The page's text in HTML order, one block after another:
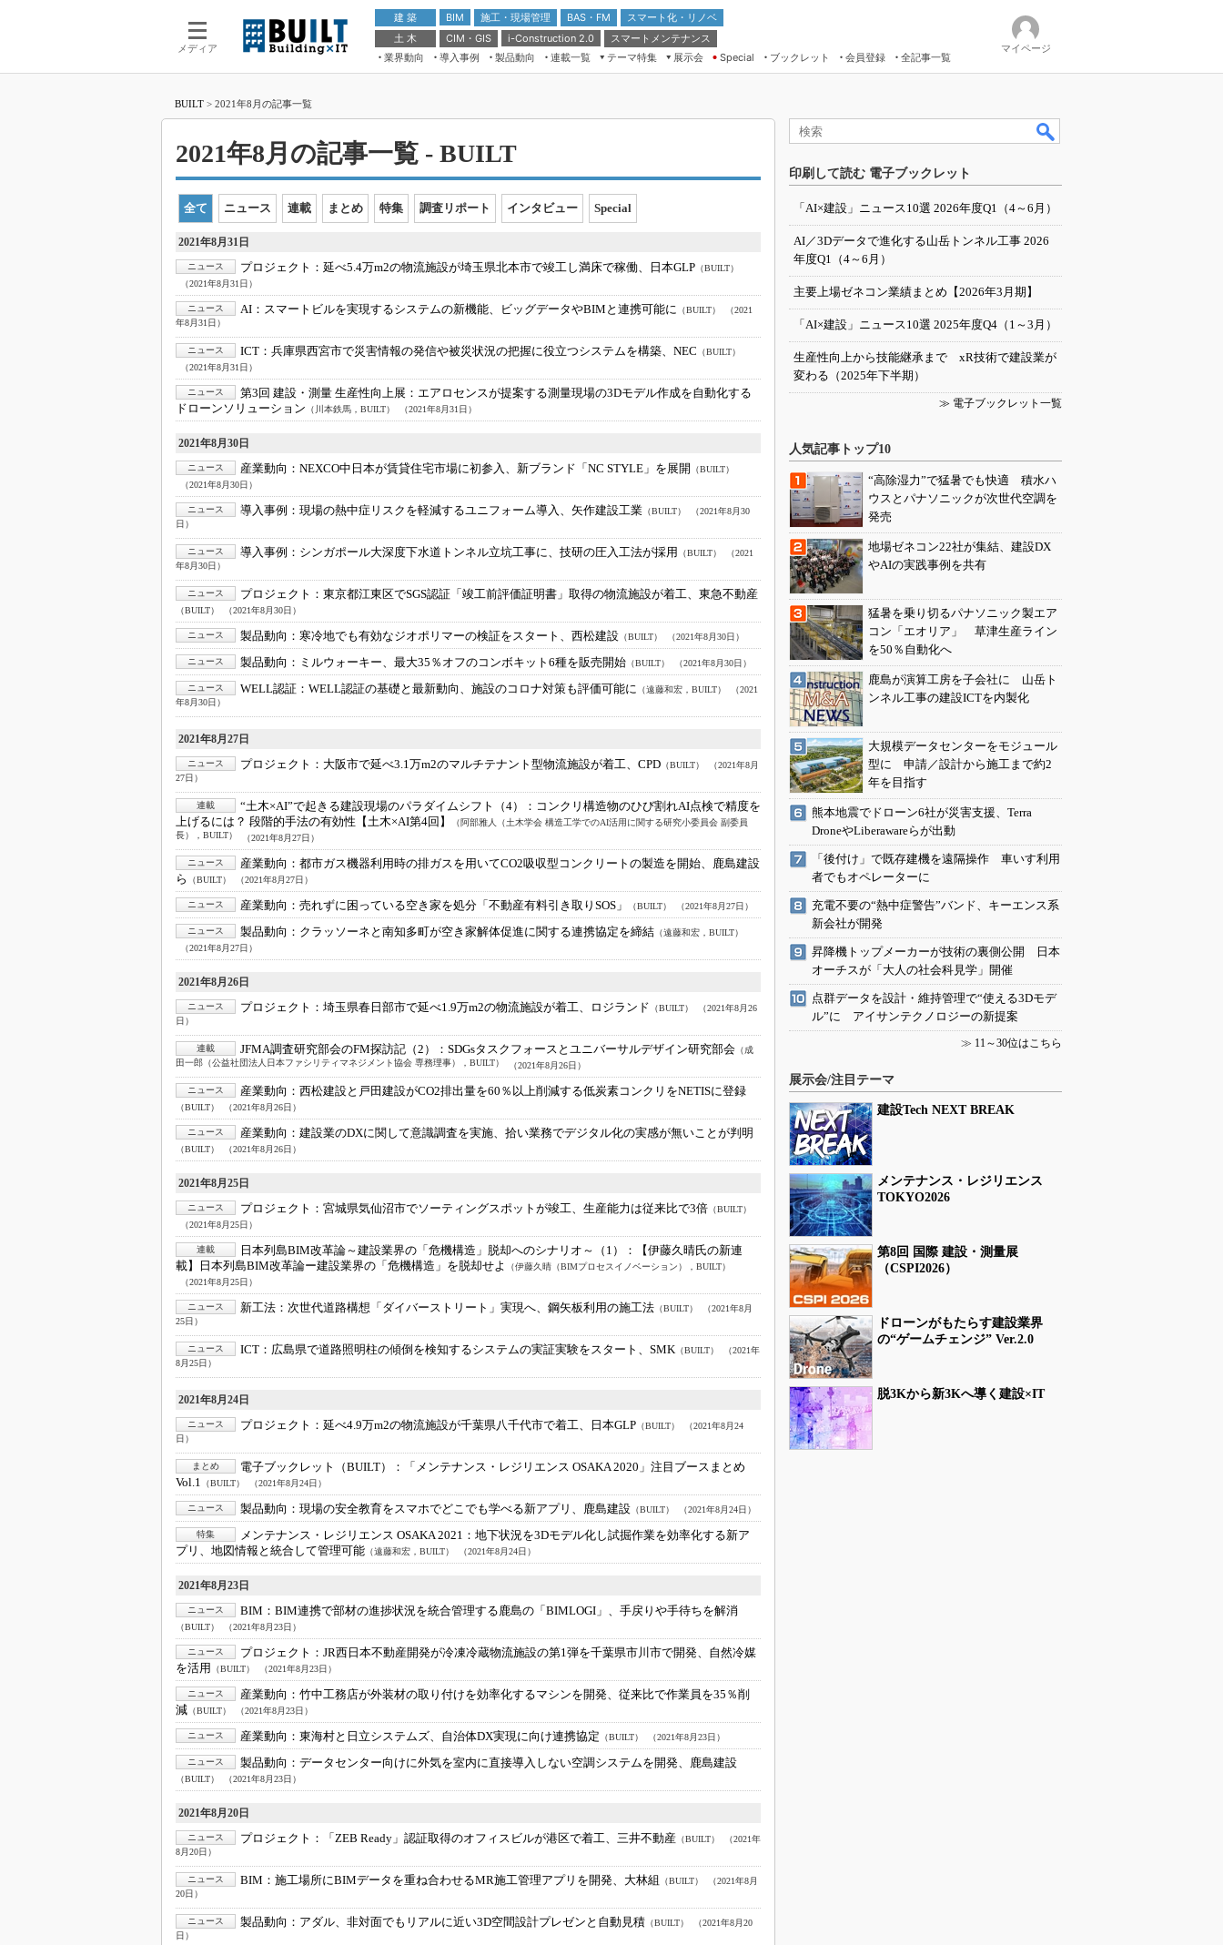
メディア
建 築 BIM 施工・現場管理 BAS・FM
スマート化・リノベ
土 木
CIM・GIS i-Construction 2.0
スマートメンテナンス
業界動向
導入事例 製品動向 連載一覧
テーマ特集
ムチェンジ” Ver.2.0
脱3Kから新3Kへ導く建設×IT
“Society5.0”時代のスマートビル
VR／ARが描くモノづくりのミライ
展示会
第8回 国際 建設・測量展
第10回 JAPAN BUILD TOKYO－建
築・土木・不動産の先端技術展－
Japan Drone 2023
日本 ものづくりワールド 2020
メンテナンス・レジリエンスTOKYO
2019
IGAS2018
Special ブックレット 会員登録 全記事一覧
マイページ
BUILT > 2021年8月の記事一覧
2021年8月の記事一覧 - BUILT
全て ニュース 連載 まとめ 特集 調査リポート インタビュー Special
2021年8月31日
ニュース プロジェクト： 延べ5.4万m2の物流施設が埼玉県北本市で竣工し満床で稼働、日本GLP （BUILT）
（2021年8月31日）
ニュース AI： スマートビルを実現するシステムの新機能、ビッグデータやBIMと連携可能に （BUILT） （2021
年8月31日）
ニュース ICT： 兵庫県西宮市で災害情報の発信や被災状況の把握に役立つシステムを構築、NEC （BUILT）
（2021年8月31日）
ニュース 第3回 建設・測量 生産性向上展： エアロセンスが提案する測量現場の3Dモデル作成を自動化する
ドローンソリューション （川本鉄馬，BUILT） （2021年8月31日）
2021年8月30日
ニュース 産業動向： NEXCO中日本が賃貸住宅市場に初参入、新ブランド「NC STYLE」を展開
（BUILT）
（2021年8月30日）
ニュース 導入事例： 現場の熱中症リスクを軽減するユニフォーム導入、矢作建設工業 （BUILT） （2021年8月30
日）
ニュース 導入事例： シンガポール大深度下水道トンネル立坑工事に、技研の圧入工法が採用 （BUILT） （2021
年8月30日）
ニュース プロジェクト： 東京都江東区でSGS認証「竣工前評価証明書」取得の物流施設が着工、東急不動産
（BUILT） （2021年8月30日）
ニュース 製品動向： 寒冷地でも有効なジオポリマーの検証をスタート、西松建設 （BUILT） （2021年8月30日）
ニュース 製品動向： ミルウォーキー、最大35％オフのコンボキット6種を販売開始 （BUILT） （2021年8月30日）
ニュース WELL認証： WELL認証の基礎と最新動向、施設のコロナ対策も評価可能に （遠藤和宏，BUILT） （2021
年8月30日）
2021年8月27日
ニュース プロジェクト： 大阪市で延べ3.1万m2のマルチテナント型物流施設が着工、CPD （BUILT） （2021年8月
27日）
連載 “土木×AI”で起きる建設現場のパラダイムシフト（4）： コンクリ構造物のひび割れAI点検で精度を
上げるには？ 段階的手法の有効性【土木×AI第4回】
（阿部雅人（土木学会 構造工学でのAI活用に関する研究小委員会 副委員
長），BUILT） （2021年8月27日）
ニュース 産業動向： 都市ガス機器利用時の排ガスを用いてCO2吸収型コンクリートの製造を開始、鹿島建設
ら
（BUILT） （2021年8月27日）
ニュース 産業動向： 売れずに困っている空き家を処分「不動産有料引き取りSOS」 （BUILT） （2021年8月27日）
ニュース 製品動向： クラッソーネと南知多町が空き家解体促進に関する連携協定を締結 （遠藤和宏，BUILT）
（2021年8月27日）
2021年8月26日
ニュース プロジェクト： 埼玉県春日部市で延べ1.9万m2の物流施設が着工、ロジランド （BUILT） （2021年8月26
日）
連載 JFMA調査研究部会のFM探訪記（2）： SDGsタスクフォースとユニバーサルデザイン研究部会 （成
田一郎（公益社団法人日本ファシリティマネジメント協会 専務理事），BUILT） （2021年8月26日）
ニュース 産業動向： 西松建設と戸田建設がCO2排出量を60％以上削減する低炭素コンクリをNETISに登録
（BUILT） （2021年8月26日）
ニュース 産業動向： 建設業のDXに関して意識調査を実施、拾い業務でデジタル化の実感が無いことが判明
（BUILT） （2021年8月26日）
2021年8月25日
ニュース プロジェクト： 宮城県気仙沼市でソーティングスポットが竣工、生産能力は従来比で3倍 （BUILT）
（2021年8月25日）
連載 日本列島BIM改革論～建設業界の「危機構造」脱却へのシナリオ～（1）：
【伊藤久晴氏の新連
載】日本列島BIM改革論ー建設業界の「危機構造」を脱却せよ
（伊藤久晴（BIMプロセスイノベーション），BUILT）
（2021年8月25日）
ニュース 新工法： 次世代道路構想「ダイバーストリート」実現へ、鋼矢板利用の施工法 （BUILT） （2021年8月
25日）
ニュース ICT： 広島県で道路照明柱の傾倒を検知するシステムの実証実験をスタート、SMK （BUILT） （2021年
8月25日）
2021年8月24日
ニュース プロジェクト： 延べ4.9万m2の物流施設が千葉県八千代市で着工、日本GLP （BUILT） （2021年8月24
日）
まとめ 電子ブックレット（BUILT）：
「メンテナンス・レジリエンス OSAKA 2020」注目ブースまとめ
Vol.1 （BUILT） （2021年8月24日）
ニュース 製品動向： 現場の安全教育をスマホでどこでも学べる新アプリ、鹿島建設 （BUILT） （2021年8月24日）
特集 メンテナンス・レジリエンス OSAKA 2021： 地下状況を3Dモデル化し試掘作業を効率化する新ア
プリ、地図情報と統合して管理可能 （遠藤和宏，BUILT） （2021年8月24日）
2021年8月23日
ニュース BIM： BIM連携で部材の進捗状況を統合管理する鹿島の「BIMLOGI」、手戻りや手待ちを解消
（BUILT） （2021年8月23日）
ニュース プロジェクト： JR西日本不動産開発が冷凍冷蔵物流施設の第1弾を千葉県市川市で開発、自然冷媒
を活用
（BUILT） （2021年8月23日）
ニュース 産業動向： 竹中工務店が外装材の取り付けを効率化するマシンを開発、従来比で作業員を35％削
減 （BUILT） （2021年8月23日）
ニュース 産業動向： 東海村と日立システムズ、自治体DX実現に向け連携協定 （BUILT） （2021年8月23日）
ニュース 製品動向： データセンター向けに外気を室内に直接導入しない空調システムを開発、鹿島建設
（BUILT） （2021年8月23日）
2021年8月20日
ニュース プロジェクト： 「ZEB Ready」認証取得のオフィスビルが港区で着工、三井不動産 （BUILT） （2021年
8月20日）
ニュース BIM： 施工場所にBIMデータを重ね合わせるMR施工管理アプリを開発、大林組 （BUILT） （2021年8月
20日）
ニュース 製品動向： アダル、非対面でもリアルに近い3D空間設計プレゼンと自動見積 （BUILT） （2021年8月20
日）
印刷して読む 電子ブックレット
「AI×建設」ニュース10選 2026年度Q1（4～6月）
AI／3Dデータで進化する山岳トンネル工事 2026
年度Q1（4～6月）
主要上場ゼネコン業績まとめ【2026年3月期】
「AI×建設」ニュース10選 2025年度Q4（1～3月）
生産性向上から技能継承まで xR技術で建設業が
変わる（2025年下半期）
≫ 電子ブックレット一覧
人気記事トップ10
“高除湿力”で猛暑でも快適 積水ハ
ウスとパナソニックが次世代空調を
発売
地場ゼネコン22社が集結、建設DX
やAIの実践事例を共有
猛暑を乗り切るパナソニック製エア
コン「エオリア」 草津生産ライン
を50％自動化へ
鹿島が演算工房を子会社に 山岳ト
ンネル工事の建設ICTを内製化
大規模データセンターをモジュール
型に 申請／設計から施工まで約2
年を目指す
熊本地震でドローン6社が災害支援、Terra
DroneやLiberawareらが出動
「後付け」で既存建機を遠隔操作 車いす利用
者でもオペレーターに
充電不要の“熱中症警告”バンド、キーエンス系
新会社が開発
昇降機トップメーカーが技術の裏側公開 日本
オーチスが「大人の社会科見学」開催
点群データを設計・維持管理で“使える3Dモデ
ル”に アイサンテクノロジーの新提案
≫ 11～30位はこちら
展示会/注目テーマ
建設Tech NEXT BREAK
メンテナンス・レジリエンス
TOKYO2026
第8回 国際 建設・測量展
（CSPI2026）
ドローンがもたらす建設業界
の“ゲームチェンジ” Ver.2.0
脱3Kから新3Kへ導く建設×IT